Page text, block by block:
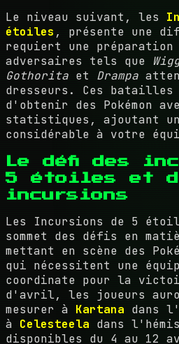
Le niveau suivant, les
étoiles , présente une
requiert une préparation
adversaires tels que
Gothorita et Drampa
dresseurs. Ces batailles
d'obtenir des Pokémon
statistiques, ajoutant
considérable à votre
Le défi des
5 étoiles et
incursions
Les Incursions de 5
sommet des défis en
mettant en scène des
qui nécessitent une
coordinate pour la
d'avril, les joueurs
mesurer à Kartana dans
à Celesteela dans
disponibles du 4 au 12